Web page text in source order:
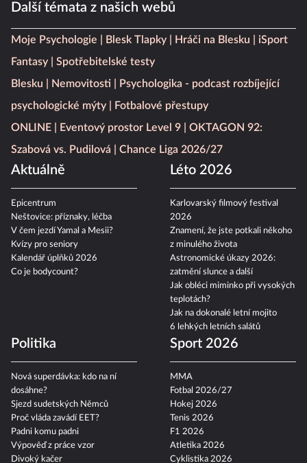
Další témata z našich webů
Moje Psychologie Blesk Tlapky Hráči na Blesku
iSport
Fantasy
Spotřebitelské testy
Blesku
Nemovitosti
Psychologika - podcast rozbíjející
psychologické mýty
Fotbalové přestupy
ONLINE
Eventový prostor Level 9
OKTAGON 92:
Szabová vs. Pudilová
Chance Liga 2026/27
Aktuálně
Epicentrum
Neštovice: příznaky, léčba
V čem jezdí Yamal a Mesii?
Kvízy pro seniory
Kalendář úplňků 2026
Co je bodycount?
Léto 2026
Karlovarský filmový festival
2026
Znamení, že jste potkali někoho
z minulého života
Astronomické úkazy 2026:
zatmění slunce a další
Jak obléci miminko při vysokých
teplotách?
Jak na dokonalé letní mojito
6 lehkých letních salátů
Politika
Nová superdávka: kdo na ní
dosáhne?
Sjezd sudetských Němců
Proč vláda zavádí EET?
Padni komu padni
Výpověď z práce vzor
Divoký kačer
Sport 2026
MMA
Fotbal 2026/27
Hokej 2026
Tenis 2026
F1 2026
Atletika 2026
Cyklistika 2026